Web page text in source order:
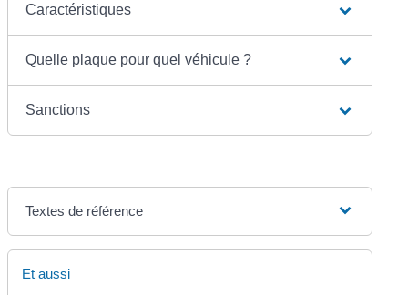
Caractéristiques
Quelle plaque pour quel véhicule ?
Sanctions
Textes de référence
Et aussi